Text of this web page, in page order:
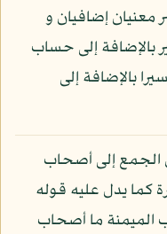
معنيان إضافيان و
بالإضافة إلى حساب
بالإضافة إلى
الجمع إلى أصحاب
كما يدل عليه قوله
الميمنة ما أصحاب